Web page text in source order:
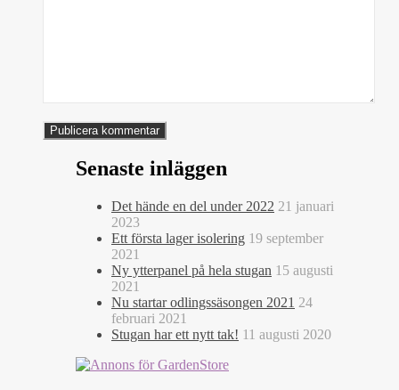
Senaste inläggen
Det hände en del under 2022 21 januari
2023
Ett första lager isolering 19 september
2021
Ny ytterpanel på hela stugan 15 augusti
2021
Nu startar odlingssäsongen 2021 24
februari 2021
Stugan har ett nytt tak! 11 augusti 2020